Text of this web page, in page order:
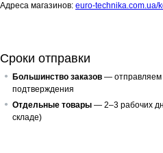
Адреса магазинов: euro-technika.com.ua/
Сроки отправки
Большинство заказов — отправляем
подтверждения
Отдельные товары — 2–3 рабочих
складе)